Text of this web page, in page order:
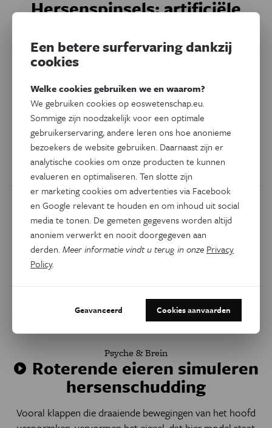
Hersenspinsels: artificiële
Hers-en-en. Het woord alleen al schreeuwt om meer,
omdat het niet één maar twee keer ‘en’ bevat! Met hun
blogreeks ‘Hersenspinsels’ nemen onderzoekers van het
AIMS laboratorium
(Artificial Intelligence supported Modelling in clinical
Sciences)je maar al te graag mee in een wereld die zich
tussen ieders oren bevindt.
Door Stijn Denissen
Psyche & Brein
Roterende eieren simuleren
hersenschudding
Vooral klappen die draaiende bewegingen van het hoofd
Een betere surfervaring dankzij
cookies
Welke cookies gebruiken we en waarom?
We gebruiken cookies op eoswetenschap.eu.
Sommige zijn noodzakelijk voor een optimale
gebruikerservaring, andere leren ons hoe anonieme
bezoekers de website gebruiken. Daarnaast zijn er
analytische cookies om onze producten te kunnen
evalueren en optimaliseren. Ten slotte zijn
er marketing cookies om advertenties via Facebook
en Google relevant te houden en om inhoud uit social
media te tonen. De gemeten gegevens worden altijd
anoniem verwerkt en nooit doorgegeven aan
derden.Meer informatie vindt u terug in onze Privacy
Policy.
Geavanceerd Cookies aanvaarden